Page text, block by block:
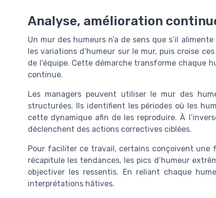
Analyse, amélioration
Un mur des humeurs n’a de sens que s’il
les variations d’humeur sur le mur, puis croise
de l’équipe. Cette démarche transforme chaque
continue.
Les managers peuvent utiliser le mur des
structurées. Ils identifient les périodes où les
cette dynamique afin de les reproduire. À
déclenchent des actions correctives ciblées.
Pour faciliter ce travail, certains conçoivent une
récapitule les tendances, les pics d’humeur
objectiver les ressentis. En reliant chaque
interprétations hâtives.